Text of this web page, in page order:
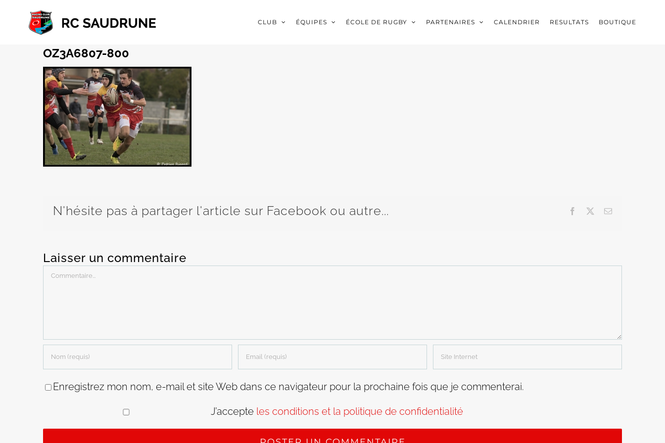
contenu
CLUB ÉQUIPES ÉCOLE DE RUGBY PARTENAIRES CALENDRIER RESULTATS BOUTIQUE
OZ3A6807-800
N'hésite pas à partager l'article sur Facebook ou autre... Facebook Email
Laisser un commentaire
Commentaire
Enregistrez mon nom, e-mail et site Web dans ce navigateur pour la prochaine fois que je commenterai.
J’accepte les conditions et la politique de confidentialité